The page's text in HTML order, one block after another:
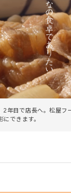
2年目で店長へ。松屋フ
にできます。